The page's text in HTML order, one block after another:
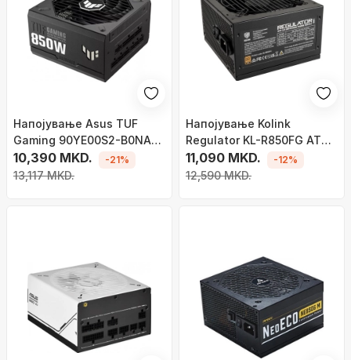
Напојување Asus TUF
Gaming 90YE00S2-B0NA00
ATX 3.0, 850W
10,390 MKD.
13,117 MKD.
-21%
Напојување Kolink
Regulator KL-R850FG ATX
3.0, 850W
11,090 MKD.
12,590 MKD.
-12%